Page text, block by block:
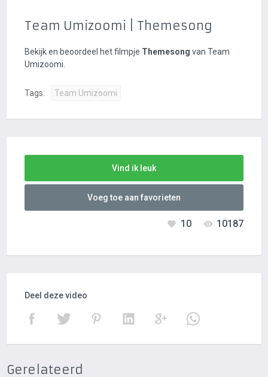
Team Umizoomi | Themesong
Bekijk en beoordeel het filmpje Themesongvan Team
Umizoomi.
Tags: Team Umizoomi
Vind ik leuk
Voeg toe aan favorieten
10187
10
Deel deze video
Gerelateerd